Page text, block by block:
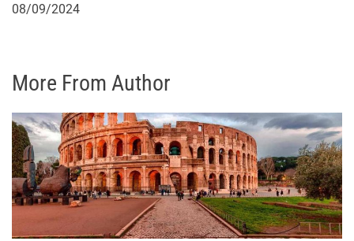
08/09/2024
More From Author